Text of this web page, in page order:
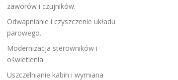
zaworów i czujników.
Odwapnianie i czyszczenie układu
parowego.
Modernizacja sterowników i
oświetlenia.
Uszczelnianie kabin i wymiana